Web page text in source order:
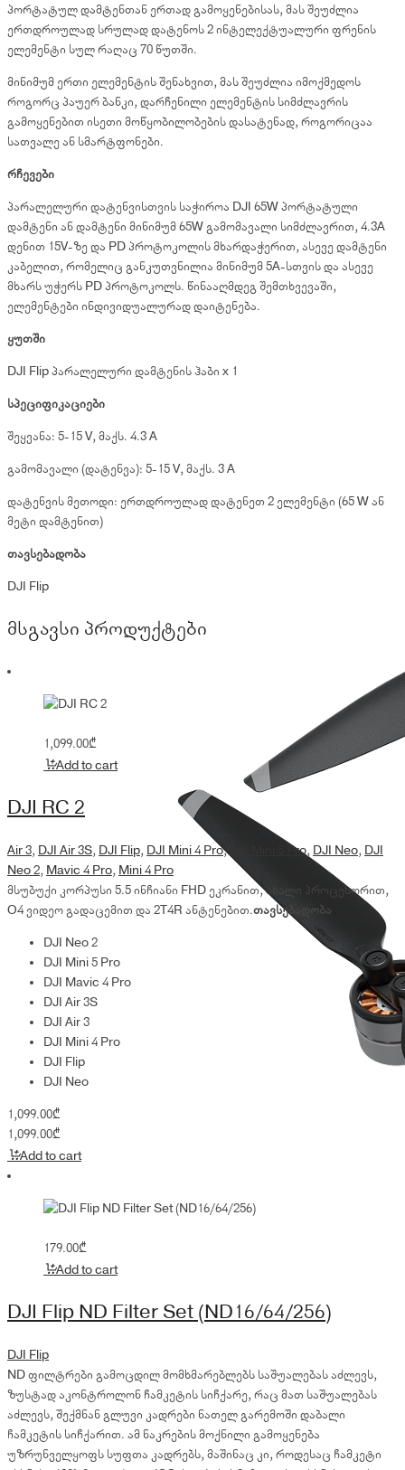
პორტატულ დამტენთან ერთად გამოყენებისას, მას შეუძლია
ერთდროულად სრულად დატენოს 2 ინტელექტუალური ფრენის
ელემენტი სულ რაღაც 70 წუთში.
მინიმუმ ერთი ელემენტის შენახვით, მას შეუძლია იმოქმედოს
როგორც პაუერ ბანკი, დარჩენილი ელემენტის სიმძლავრის
გამოყენებით ისეთი მოწყობილობების დასატენად, როგორიცაა
სათვალე ან სმარტფონები.
რჩევები
პარალელური დატენვისთვის საჭიროა DJI 65W პორტატული
დამტენი ან დამტენი მინიმუმ 65W გამომავალი სიმძლავრით, 4.3A
დენით 15V-ზე და PD პროტოკოლის მხარდაჭერით, ასევე დამტენი
კაბელით, რომელიც განკუთვნილია მინიმუმ 5A-სთვის და ასევე
მხარს უჭერს PD პროტოკოლს. წინააღმდეგ შემთხვევაში,
ელემენტები ინდივიდუალურად დაიტენება.
ყუთში
DJI Flip პარალელური დამტენის ჰაბი x 1
სპეციფიკაციები
შეყვანა: 5-15 V, მაქს. 4.3 A
გამომავალი (დატენვა): 5-15 V, მაქს. 3 A
დატენვის მეთოდი: ერთდროულად დატენეთ 2 ელემენტი (65 W ან
მეტი დამტენით)
თავსებადობა
DJI Flip
მსგავსი პროდუქტები
1,099.00₾
Add to cart
DJI RC 2
Air 3, DJI Air 3S, DJI Flip, DJI Mini 4 Pro, DJI Mini 5 Pro, DJI Neo, DJI
Neo 2, Mavic 4 Pro, Mini 4 Pro
მსუბუქი კორპუსი 5.5 ინჩიანი FHD ეკრანით, ახალი პროცესორით,
O4 ვიდეო გადაცემით და 2T4R ანტენებით.თავსებადობა
DJI Neo 2
DJI Mini 5 Pro
DJI Mavic 4 Pro
DJI Air 3S
DJI Air 3
DJI Mini 4 Pro
DJI Flip
DJI Neo
1,099.00₾
1,099.00₾
Add to cart
179.00₾
Add to cart
DJI Flip ND Filter Set (ND16/64/256)
DJI Flip
ND ფილტრები გამოცდილ მომხმარებლებს საშუალებას აძლევს,
ზუსტად აკონტროლონ ჩამკეტის სიჩქარე, რაც მათ საშუალებას
აძლევს, შექმნან გლუვი კადრები ნათელ გარემოში დაბალი
ჩამკეტის სიჩქარით. ამ ნაკრების მოქნილი გამოყენება
უზრუნველყოფს სუფთა კადრებს, მაშინაც კი, როდესაც ჩამკეტი